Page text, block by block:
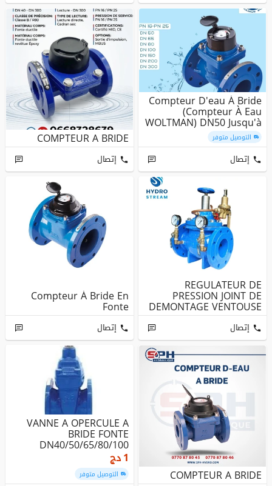
Compteur D'eau À Bride
(Compteur À Eau
WOLTMAN) DN50 Jusqu'à
DN300 PN1...
التوصيل متوفر
إتصال
COMPTEUR A BRIDE
إتصال
REGULATEUR DE
PRESSION JOINT DE
DEMONTAGE VENTOUSE
A BRIDE COMPTEUR D'...
إتصال
Compteur À Bride En
Fonte
إتصال
COMPTEUR A BRIDE
VANNE A OPERCULE A
BRIDE FONTE
DN40/50/65/80/100
1دج
التوصيل متوفر